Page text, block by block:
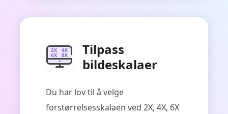
Tilpass
bildeskalaer
Du har lov til å velge
forstørrelsesskalaen ved 2X, 4X, 6X